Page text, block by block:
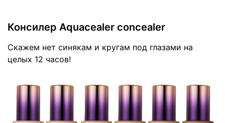
Консилер Aquacealer concealer
Скажем нет синякам и кругам под глазами на
целых 12 часов!